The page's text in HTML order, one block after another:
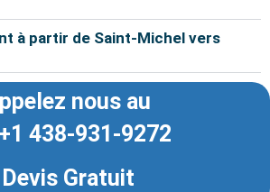
à partir de Saint-Michel vers
nous au
+1 438-931-9272
Devis Gratuit